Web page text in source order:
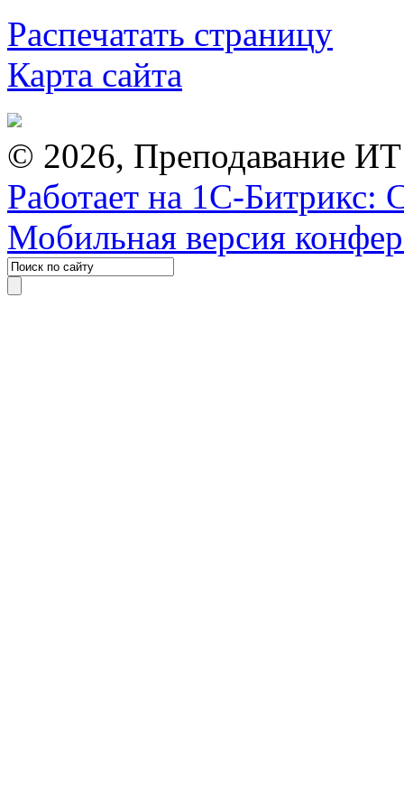
Распечатать страницу
Карта сайта
© 2026, Преподавание
Работает на 1С-Битрикс:
Мобильная версия